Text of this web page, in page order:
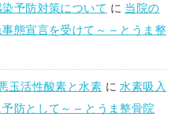
予防対策について に 当院の
態宣言を受けて～ – とうま整
玉活性酸素と水素 に 水素吸入
防として～ – とうま整骨院